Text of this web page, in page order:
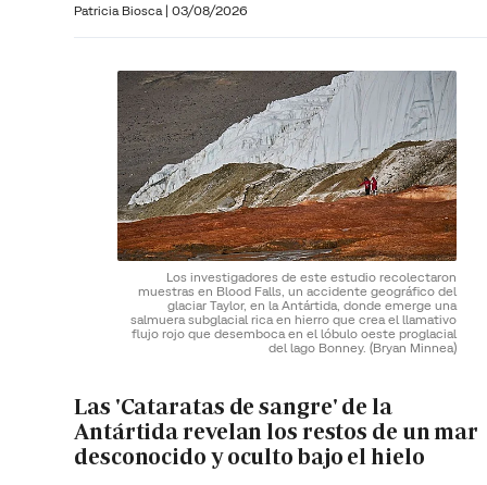
Patricia Biosca | 03/08/2026
Los investigadores de este estudio recolectaron
muestras en Blood Falls, un accidente geográfico del
glaciar Taylor, en la Antártida, donde emerge una
salmuera subglacial rica en hierro que crea el llamativo
flujo rojo que desemboca en el lóbulo oeste proglacial
del lago Bonney. (Bryan Minnea)
Las 'Cataratas de sangre' de la
Antártida revelan los restos de un mar
desconocido y oculto bajo el hielo